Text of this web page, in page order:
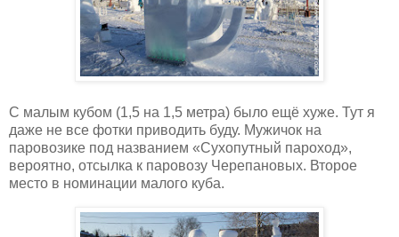
С малым кубом (1,5 на 1,5 метра) было ещё хуже. Тут я
даже не все фотки приводить буду. Мужичок на
паровозике под названием «Сухопутный пароход»,
вероятно, отсылка к паровозу Черепановых. Второе
место в номинации малого куба.